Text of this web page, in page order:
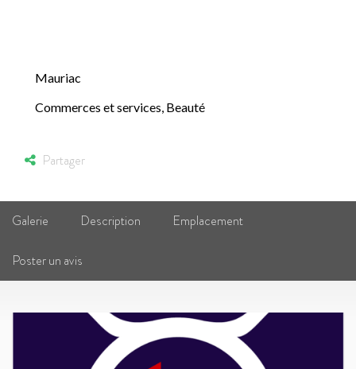
Mauriac
Commerces et services, Beauté
Partager
Galerie Description Emplacement
Poster un avis